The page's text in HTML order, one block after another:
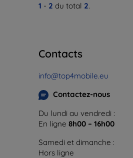
1 - 2 du total 2.
Contacts
info@top4mobile.eu
Contactez-nous
Du lundi au vendredi :
En ligne 8h00 – 16h00
Samedi et dimanche :
Hors ligne